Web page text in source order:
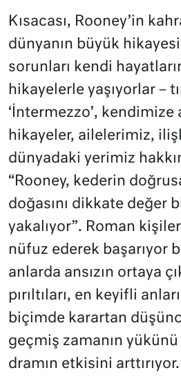
Kısacası, Rooney’in
dünyanın büyük
sorunları kendi
hikayelerle yaşıyorlar –
‘İntermezzo’, kendimize
hikayeler, ailelerimiz,
dünyadaki yerimiz
“Rooney, kederin
doğasını dikkate değer
yakalıyor”. Roman
nüfuz ederek başarıyor
anlarda ansızın ortaya
pırıltıları, en keyifli
biçimde karartan
geçmiş zamanın yükünü
dramın etkisini arttırıyor.